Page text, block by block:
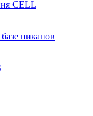
CELL
пикапов